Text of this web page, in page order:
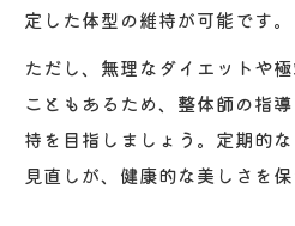
定した体型の維持が可能です。
ただし、無理なダイエットや
こともあるため、整体師の指
持を目指しましょう。定期的
見直しが、健康的な美しさを保